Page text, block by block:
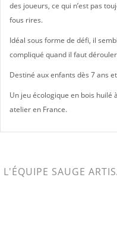
des joueurs, ce qui n’est pas
fous rires.
Idéal sous forme de défi, il
compliqué quand il faut
Destiné aux enfants dès 7 ans
Un jeu écologique en bois huilé
atelier en France.
L'ÉQUIPE SAUGE